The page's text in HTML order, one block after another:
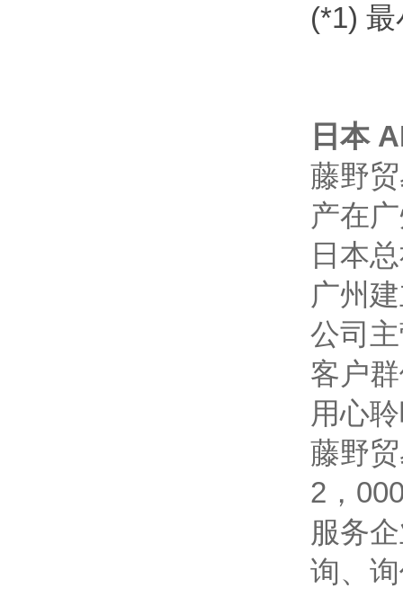
(*1)
日本
藤野
产在
日本
广州
公司
客户
用心
藤野
2，
服务
询、